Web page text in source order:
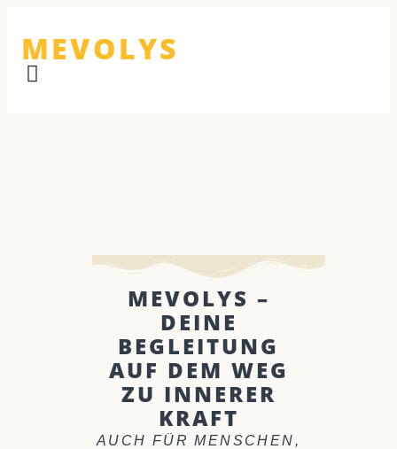
MEVOLYS
MEVOLYS –
DEINE
BEGLEITUNG
AUF DEM WEG
ZU INNERER
KRAFT
AUCH FÜR MENSCHEN,